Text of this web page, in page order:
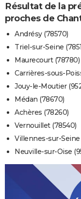
Résultat de la
proches de
Andrésy (78570)
Triel-sur-Seine
Maurecourt (78780)
Carrières-sous-
Jouy-le-Moutier
Médan (78670)
Achères (78260)
Vernouillet (78540)
Villennes-sur-Seine
Neuville-sur-Oise